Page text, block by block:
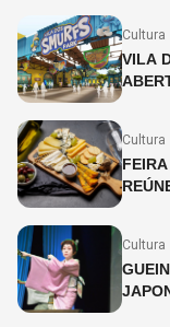
Cultura
VILA
Cultura
Cultura